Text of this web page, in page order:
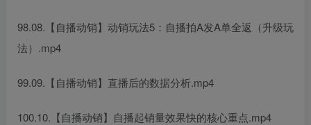
98.08.【自播动销】动销玩法5：自播拍A发A单全返（升级玩
法）.mp4
99.09.【自播动销】直播后的数据分析.mp4
100.10.【自播动销】自播起销量效果快的核心重点.mp4